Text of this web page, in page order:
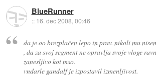
BlueRunner
:: 16. dec 2008, 00:46
da je oo brezplačen lepo in prav. nikoli mu
, da za svoj segment ne opravlja svoje vloge
zanesljivo kot mso.
vndarle gandalf je izpostavil izmenljivost.